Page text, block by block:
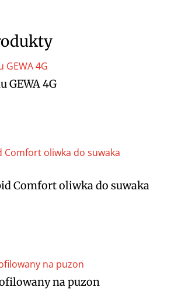
GEWA 4G
Comfort oliwka do suwaka
na puzon